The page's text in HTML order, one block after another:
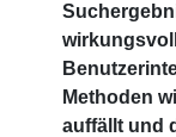
Methoden
auffällt und